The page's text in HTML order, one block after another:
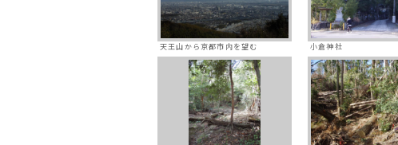
天王山から京都市内を望む 小倉神社